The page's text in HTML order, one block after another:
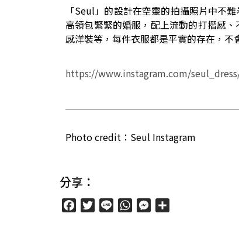
「Seul」的設計在空靈的拍攝照片中不
高領包緊緊的婚服，配上流動的打摺感
感洋裝等，每件衣服都是平實的存在，
https://www.instagram.com/
Photo credit：Seul Instagram
分享：
FacebookTwitter
Line WhatsAppMessenger